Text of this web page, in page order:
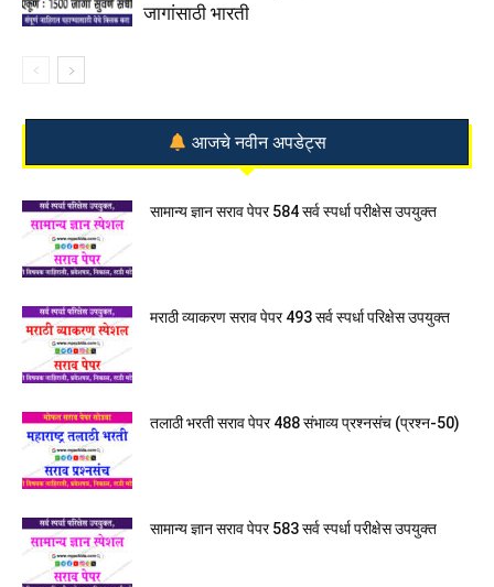
जागांसाठी भारती
आजचे नवीन अपडेट्स
सामान्य ज्ञान सराव पेपर 584 सर्व स्पर्धा परीक्षेस उपयुक्त
मराठी व्याकरण सराव पेपर 493 सर्व स्पर्धा परिक्षेस उपयुक्त
तलाठी भरती सराव पेपर 488 संभाव्य प्रश्नसंच (प्रश्न-50)
सामान्य ज्ञान सराव पेपर 583 सर्व स्पर्धा परीक्षेस उपयुक्त